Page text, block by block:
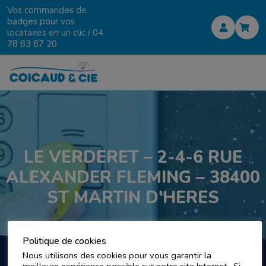
Vos commandes de
badges pour vos
locataires en un clic /04
78 83 87 20
LE VERDERET – 2-4-6 RUE
ALEXANDER FLEMING – 38400
ST MARTIN D'HERES
Politique de cookies
Nous utilisons des cookies pour vous garantir la